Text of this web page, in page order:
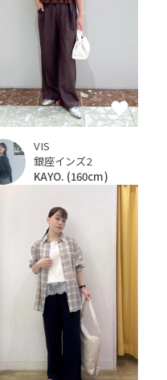
VIS
銀座インズ2
KAYO. (160cm)